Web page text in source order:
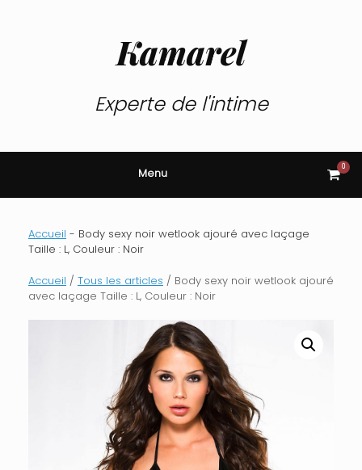
Kamarel
Experte de l'intime
Menu View
cart
0
Accueil - Body sexy noir wetlook ajouré avec laçage
Taille : L, Couleur : Noir
Accueil / Tous les articles / Body sexy noir wetlook ajouré
avec laçage Taille : L, Couleur : Noir